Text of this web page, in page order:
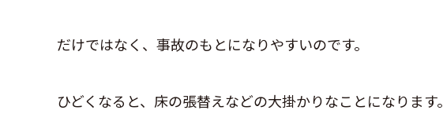
だけではなく、事故のもとになりやすいのです。
ひどくなると、床の張替えなどの大掛かりなことになります。